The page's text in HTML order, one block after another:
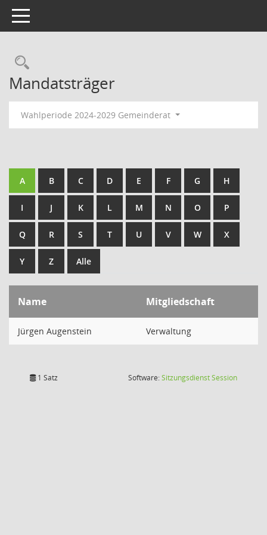
Toggle navigation
Rechercheauswahl
Mandatsträger
Wahlperiode 2024-2029 Gemeinderat
A B C D E F G H
I J K L M N O P
Q R S T U V W X
Y Z Alle
Name Mitgliedschaft
Jürgen Augenstein Verwaltung
1 Satz Software:SitzungsdienstSession(Wird in